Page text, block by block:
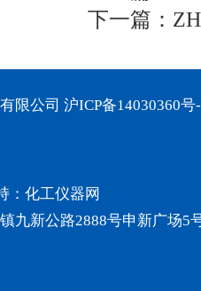
下一篇：
限公司 沪ICP备14030360号
： 化工仪器网
九新公路2888号申新广场5